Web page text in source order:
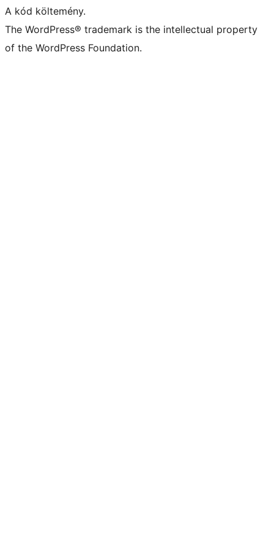
A kód költemény.
The WordPress® trademark is the intellectual property
of the WordPress Foundation.